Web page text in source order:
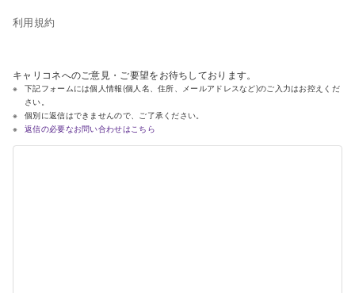
利用規約
キャリコネへのご意見・ご要望をお待ちしております。
下記フォームには個人情報(個人名、住所、メールアドレスなど)のご入力はお控えくだ
さい。
個別に返信はできませんので、ご了承ください。
返信の必要なお問い合わせはこちら